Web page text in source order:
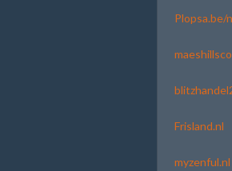
Plopsa.be/
Frisland.nl
myzenful.nl